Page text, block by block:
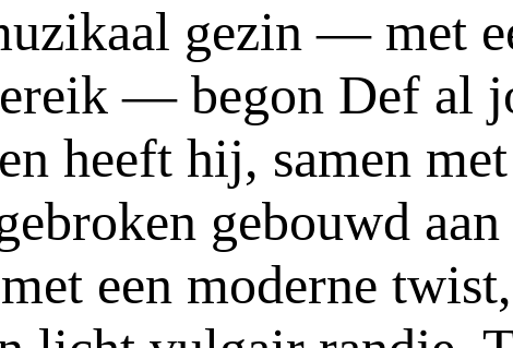
gezin — met
— begon Def al
heeft hij, samen
gebouwd
een moderne